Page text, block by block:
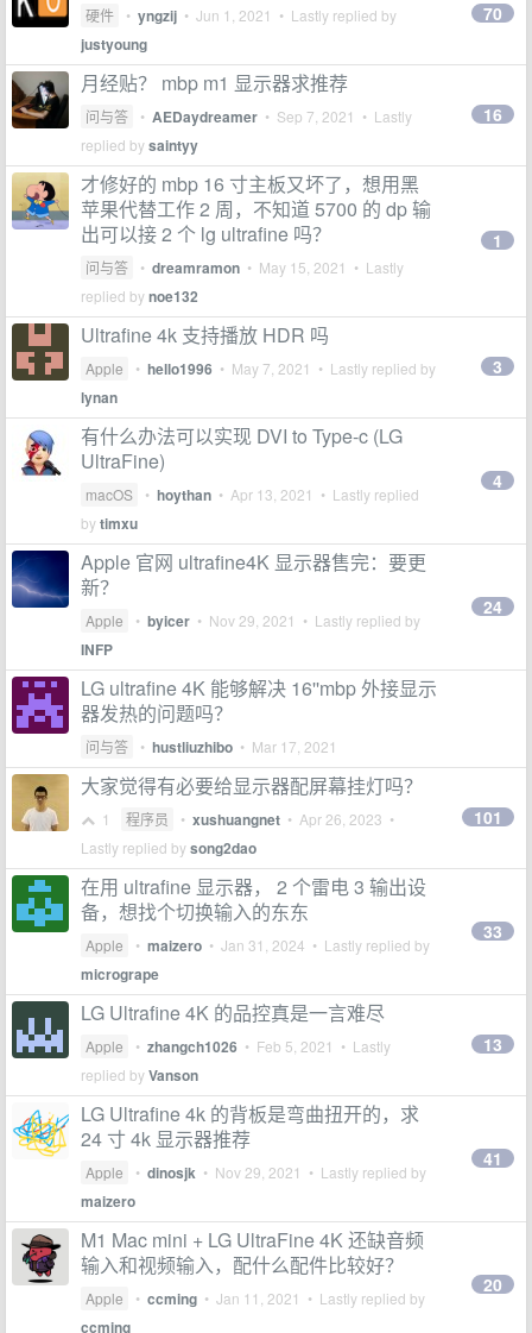
硬件 • yngzij • Jun 1, 2021 • Lastly replied by
justyoung
70
月经贴？ mbp m1 显示器求推荐
问与答 • AEDaydreamer • Sep 7, 2021 • Lastly
replied bysaintyy
16
才修好的 mbp 16 寸主板又坏了，想用黑
苹果代替工作 2 周，不知道 5700 的 dp 输
出可以接 2 个 lg ultrafine 吗？
问与答 • dreamramon • May 15, 2021 • Lastly
replied bynoe132
1
Ultrafine 4k 支持播放 HDR 吗
Apple • hello1996 • May 7, 2021 • Lastly replied by
lynan
3
有什么办法可以实现 DVI to Type-c (LG
UltraFine)
macOS • hoythan • Apr 13, 2021 • Lastly replied
bytimxu
4
Apple 官网 ultrafine4K 显示器售完：要更
新？
Apple • byicer • Nov 29, 2021 • Lastly replied by
INFP
24
LG ultrafine 4K 能够解决 16''mbp 外接显示
器发热的问题吗？
问与答 • hustliuzhibo • Mar 17, 2021
大家觉得有必要给显示器配屏幕挂灯吗？
1 程序员 • xushuangnet • Apr 26, 2023 •
Lastly replied bysong2dao
101
在用 ultrafine 显示器， 2 个雷电 3 输出设
备，想找个切换输入的东东
Apple • maizero • Jan 31, 2024 • Lastly replied by
microgrape
33
LG Ultrafine 4K 的品控真是一言难尽
Apple • zhangch1026 • Feb 5, 2021 • Lastly
replied byVanson
13
LG Ultrafine 4k 的背板是弯曲扭开的，求
24 寸 4k 显示器推荐
Apple • dinosjk • Nov 29, 2021 • Lastly replied by
maizero
41
M1 Mac mini + LG UltraFine 4K 还缺音频
输入和视频输入，配什么配件比较好？
Apple • ccming • Jan 11, 2021 • Lastly replied by
ccming
20